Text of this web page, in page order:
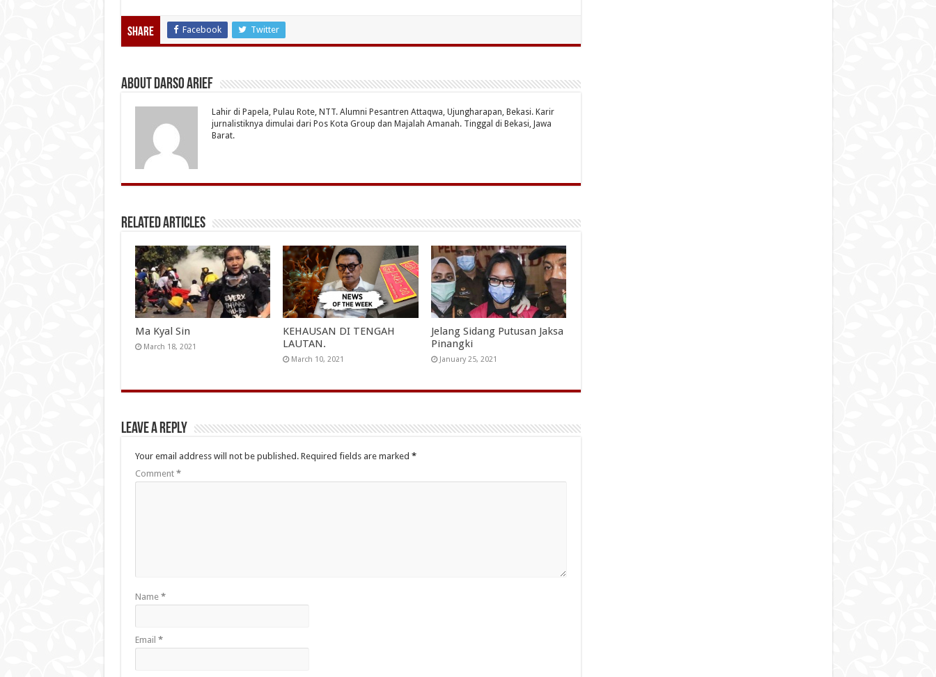
Share Facebook Twitter
About Darso Arief
Lahir di Papela, Pulau Rote, NTT. Alumni Pesantren Attaqwa, Ujungharapan, Bekasi. Karir
jurnalistiknya dimulai dari Pos Kota Group dan Majalah Amanah. Tinggal di Bekasi, Jawa
Barat.
Related Articles
Ma Kyal Sin
March 18, 2021
KEHAUSAN DI TENGAH
LAUTAN.
March 10, 2021
Jelang Sidang Putusan Jaksa
Pinangki
January 25, 2021
Leave a Reply
Your email address will not be published. Required fields are marked *
Comment *
Name *
Email *